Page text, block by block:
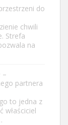
do
chwili
Strefa
na
–
partnera
to jedna z
właściciel